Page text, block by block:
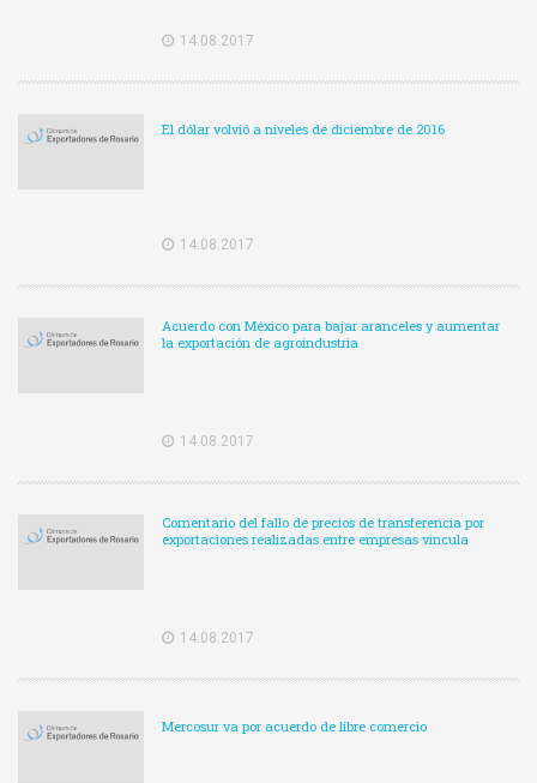
14.08.2017
El dólar volvió a niveles de diciembre de 2016
14.08.2017
Acuerdo con México para bajar aranceles y aumentar
la exportación de agroindustria
14.08.2017
Comentario del fallo de precios de transferencia por
exportaciones realizadas entre empresas vincula
14.08.2017
Mercosur va por acuerdo de libre comercio